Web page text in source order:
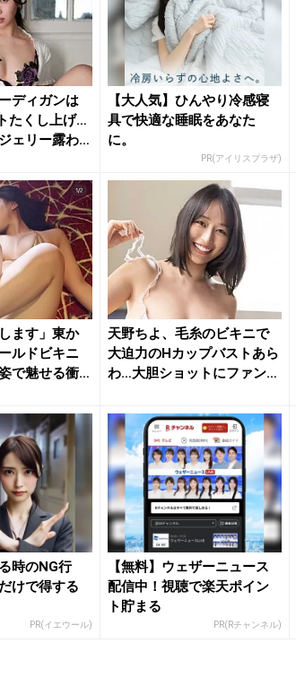
ディガンは
たくし上げ…
ェリー露わ
【大人気】ひんやり冷感寝
具で快適な睡眠をあなた
に。
PR(アイリスプラザ)
ます」東か
ルドビキニ
で魅せる衝
天野ちよ、毛糸のビキニで
大迫力のHカップバストあら
わ…大胆ショットにファン大
時のNG行
けで得する
PR(イエウール)
【無料】ウェザーニュース
配信中！視聴で楽天ポイン
ト貯まる
PR(Rチャンネル)